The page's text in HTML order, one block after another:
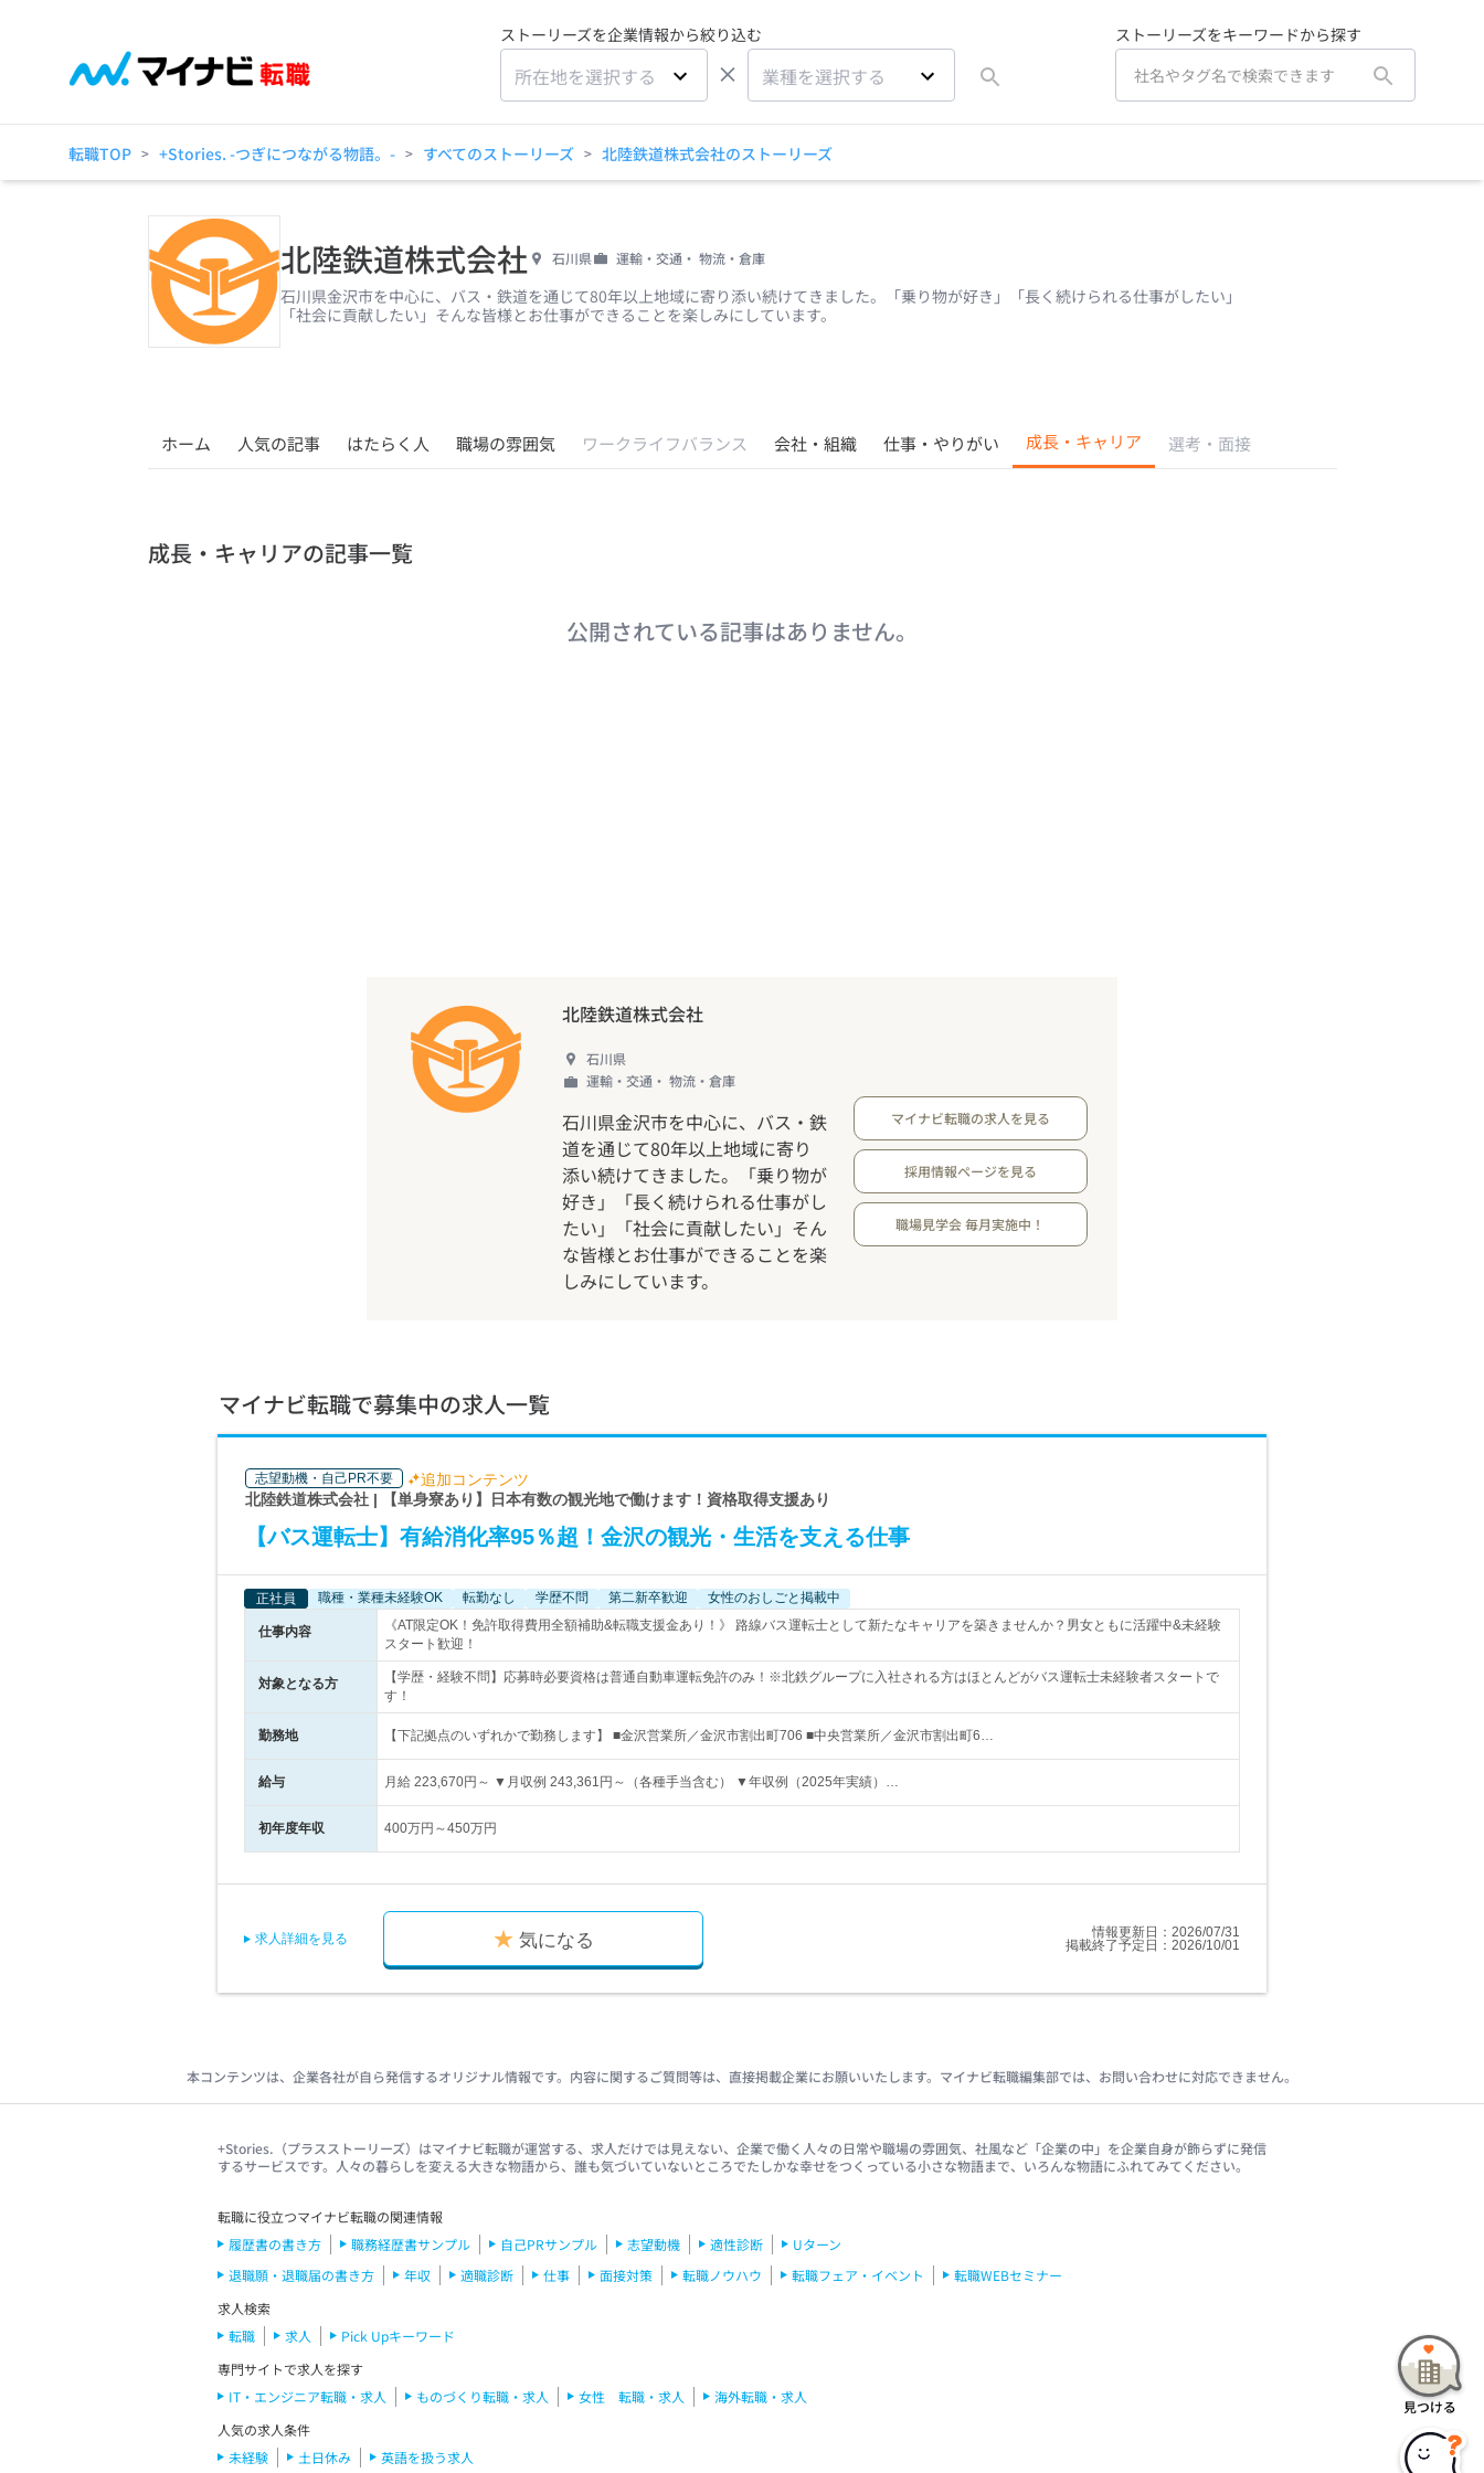
ストーリーズを企業情報から絞り込む
所在地を選択する × 業種を選択する
ストーリーズをキーワードから探す
転職TOP > +Stories. -つぎにつながる物語。- > すべてのストーリーズ > 北陸鉄道株式会社のストーリーズ
北陸鉄道株式会社 石川県 運輸・交通・ 物流・倉庫
石川県金沢市を中心に、バス・鉄道を通じて80年以上地域に寄り添い続けてきました。「乗り物が好き」「長く続けられる仕事がしたい」
「社会に貢献したい」そんな皆様とお仕事ができることを楽しみにしています。
ホーム 人気の記事 はたらく人 職場の雰囲気 ワークライフバランス 会社・組織 仕事・やりがい 成長・キャリア 選考・面接
成長・キャリアの記事一覧
公開されている記事はありません。
北陸鉄道株式会社
石川県
運輸・交通・ 物流・倉庫
石川県金沢市を中心に、バス・鉄
道を通じて80年以上地域に寄り
添い続けてきました。「乗り物が
好き」「長く続けられる仕事がし
たい」「社会に貢献したい」そん
な皆様とお仕事ができることを楽
しみにしています。
マイナビ転職の求人を見る
採用情報ページを見る
職場見学会 毎月実施中！
マイナビ転職で募集中の求人一覧
志望動機・自己PR不要
追加コンテンツ
北陸鉄道株式会社 | 【単身寮あり】日本有数の観光地で働けます！資格取得支援あり
【バス運転士】有給消化率95％超！金沢の観光・生活を支える仕事
正社員 職種・業種未経験OK 転勤なし 学歴不問 第二新卒歓迎 女性のおしごと掲載中
仕事内容
《AT限定OK！免許取得費用全額補助&転職支援金あり！》 路線バス運転士として新たなキャリアを築きませんか？男女ともに活躍中&未経験
スタート歓迎！
対象となる方
【学歴・経験不問】応募時必要資格は普通自動車運転免許のみ！※北鉄グループに入社される方はほとんどがバス運転士未経験者スタートで
す！
勤務地 【下記拠点のいずれかで勤務します】 ■金沢営業所／金沢市割出町706 ■中央営業所／金沢市割出町6…
給与 月給 223,670円～ ▼月収例 243,361円～（各種手当含む） ▼年収例（2025年実績）…
初年度年収 400万円～450万円
求人詳細を見る 気になる
情報更新日：2026/07/31
掲載終了予定日：2026/10/01
本コンテンツは、企業各社が自ら発信するオリジナル情報です。内容に関するご質問等は、直接掲載企業にお願いいたします。マイナビ転職編集部では、お問い合わせに対応できません。
+Stories.（プラスストーリーズ）はマイナビ転職が運営する、求人だけでは見えない、企業で働く人々の日常や職場の雰囲気、社風など「企業の中」を企業自身が飾らずに発信
するサービスです。人々の暮らしを変える大きな物語から、誰も気づいていないところでたしかな幸せをつくっている小さな物語まで、いろんな物語にふれてみてください。
転職に役立つマイナビ転職の関連情報
履歴書の書き方
職務経歴書サンプル 自己PRサンプル 志望動機 適性診断
Uターン
退職願・退職届の書き方
年収 適職診断 仕事 面接対策 転職ノウハウ 転職フェア・イベント
転職WEBセミナー
求人検索
転職
求人
Pick Upキーワード
専門サイトで求人を探す
IT・エンジニア転職・求人
ものづくり転職・求人 女性 転職・求人
海外転職・求人
人気の求人条件
未経験
土日休み 英語を扱う求人